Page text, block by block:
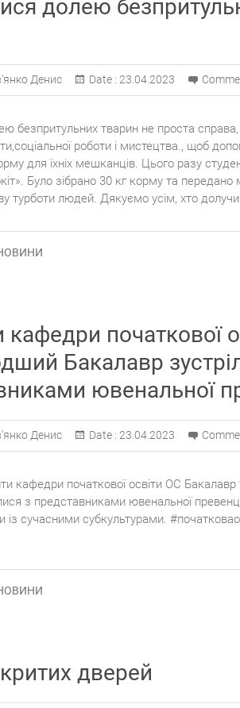
долею
Денис Date : 23.04.2023
безпритульних тварин не проста
роботи і мистецтва., щоб
для їхніх мешканців. Цього разу
Було зібрано 30 кг корму та
турботи людей. Дякуємо усім, хто
кафедри початкової
Бакалавр
ювенальної
Денис Date : 23.04.2023
кафедри початкової освіти ОС
з представниками ювенальної
із сучасними субкультурами.
дверей